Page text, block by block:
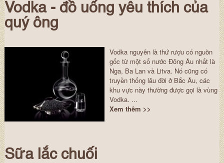
Vodka - đồ uống yêu thích của
quý ông
Vodka nguyên là thứ rượu có nguồn
gốc từ một số nước Đông Âu nhất là
Nga, Ba Lan và Litva. Nó cũng có
truyền thống lâu đời ở Bắc Âu, các
khu vực này thường được gọi là vùng
Vodka. ...
Xem thêm >>
Sữa lắc chuối